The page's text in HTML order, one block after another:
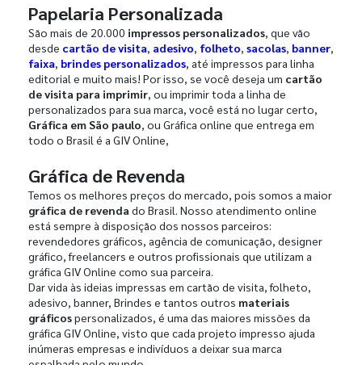
Papelaria Personalizada
São mais de 20.000 impressos personalizados, que vão
desde cartão de visita, adesivo, folheto, sacolas, banner,
faixa, brindes personalizados, até impressos para linha
editorial e muito mais! Por isso, se você deseja um cartão
de visita para imprimir, ou imprimir toda a linha de
personalizados para sua marca, você está no lugar certo,
Gráfica em São paulo, ou Gráfica online que entrega em
todo o Brasil é a GIV Online,
Gráfica de Revenda
Temos os melhores preços do mercado, pois somos a maior
gráfica de revenda do Brasil. Nosso atendimento online
está sempre à disposição dos nossos parceiros:
revendedores gráficos, agência de comunicação, designer
gráfico, freelancers e outros profissionais que utilizam a
gráfica GIV Online como sua parceira.
Dar vida às ideias impressas em cartão de visita, folheto,
adesivo, banner, Brindes e tantos outros materiais
gráficospersonalizados, é uma das maiores missões da
gráfica GIV Online, visto que cada projeto impresso ajuda
inúmeras empresas e indivíduos a deixar sua marca